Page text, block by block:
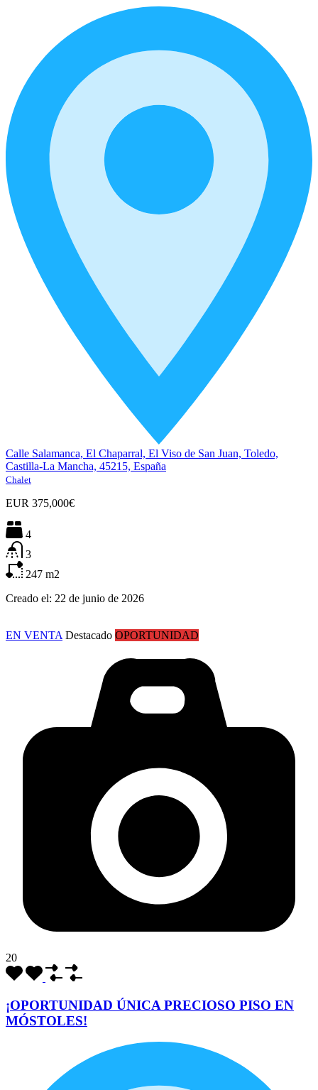
Calle Salamanca, El Chaparral, El Viso de San Juan, Toledo,
Castilla-La Mancha, 45215, España
Chalet
EUR 375,000€
4
3
247 m2
Creado el: 22 de junio de 2026
EN VENTA Destacado OPORTUNIDAD
20
¡OPORTUNIDAD ÚNICA PRECIOSO PISO EN
MÓSTOLES!